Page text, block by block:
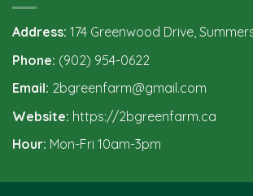
Address: 174 Greenwood Drive,
Phone: (902) 954-0622
Email: 2bgreenfarm@gmail.com
Website: https://2bgreenfarm.ca
Hour: Mon-Fri 10am-3pm